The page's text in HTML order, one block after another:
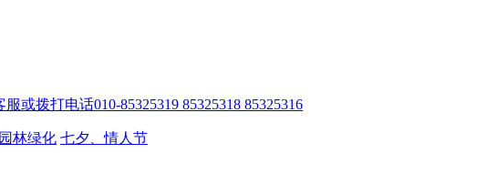
或拨打电话010-85325319 85325318 85325316
园林绿化 七夕、情人节